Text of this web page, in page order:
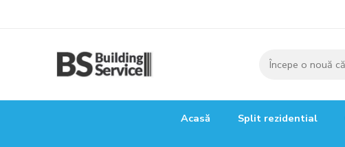
Acasă Split rezidential